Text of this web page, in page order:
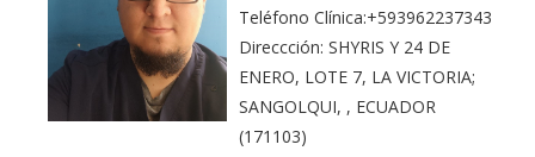
Teléfono Clínica:+593962237343
Direccción: SHYRIS Y 24 DE
ENERO, LOTE 7, LA VICTORIA;
SANGOLQUI, , ECUADOR
(171103)